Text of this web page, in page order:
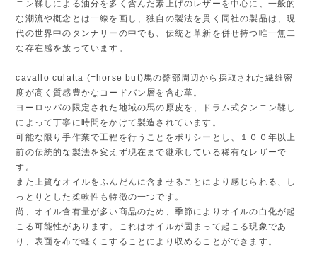
ニン鞣しによる油分を多く含んだ素上げのレザーを中心に、一般的
な潮流や概念とは一線を画し、独自の製法を貫く同社の製品は、現
代の世界中のタンナリーの中でも、伝統と革新を併せ持つ唯一無二
な存在感を放っています。
cavallo culatta (=horse but)馬の臀部周辺から採取された繊維密
度が高く質感豊かなコードバン層を含む革。
ヨーロッパの限定された地域の馬の原皮を、ドラム式タンニン鞣し
によって丁寧に時間をかけて製造されています。
可能な限り手作業で工程を行うことをポリシーとし、１００年以上
前の伝統的な製法を変えず現在まで継承している稀有なレザーで
す。
また上質なオイルをふんだんに含ませることにより感じられる、し
っとりとした柔軟性も特徴の一つです。
尚、オイル含有量が多い商品のため、季節によりオイルの白化が起
こる可能性があります。これはオイルが固まって起こる現象であ
り、表面を布で軽くこすることにより収めることができます。